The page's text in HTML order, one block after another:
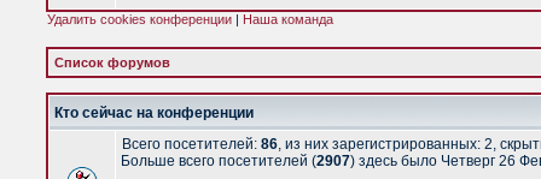
Удалить cookies конференции | Наша команда
Список форумов
Кто сейчас на конференции
Всего посетителей: 86, из них зарегистрированных: 2,
Больше всего посетителей (2907) здесь было Четверг 26